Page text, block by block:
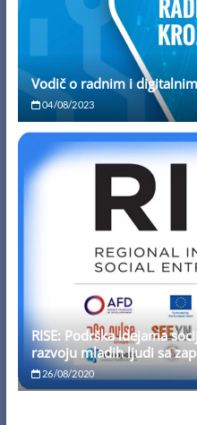
Vodič o radnim i
04/08/2023
RISE: Podrška idejama
razvoju mladih ljudi sa
26/08/2020